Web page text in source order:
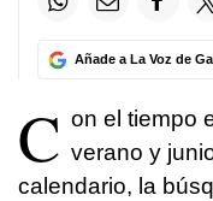
Añade a La Voz de
C on el tiempo
verano y
calendario, la